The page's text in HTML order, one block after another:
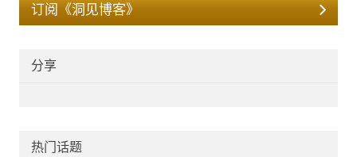
订阅《洞见博客》
分享
热门话题